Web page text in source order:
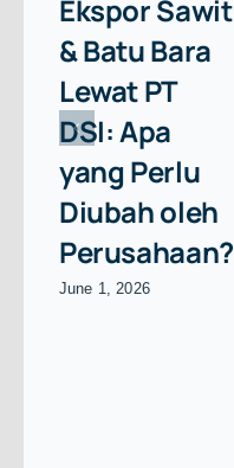
Ekspor Sawit
& Batu Bara
Lewat PT
DSI: Apa
yang Perlu
Diubah oleh
Perusahaan?
June 1, 2026